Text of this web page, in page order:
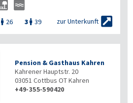
 26 3  39 zur Unterkunft 
Pension & Gasthaus Kahren
Kahrener Hauptstr. 20
03051 Cottbus OT Kahren
+49-355-590420